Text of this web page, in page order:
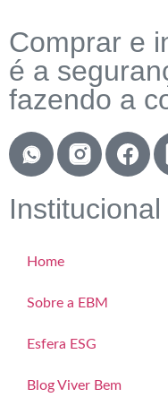
Comprar e
é a
fazendo a
Institucional
Home
Sobre a EBM
Esfera ESG
Blog Viver Bem